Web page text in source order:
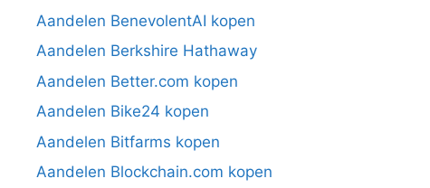
Aandelen BenevolentAI kopen
Aandelen Berkshire Hathaway
Aandelen Better.com kopen
Aandelen Bike24 kopen
Aandelen Bitfarms kopen
Aandelen Blockchain.com kopen